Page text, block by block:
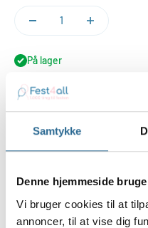
Samtykke
Denne hjemmeside
Vi bruger cookies til at
annoncer, til at vise dig
På lager